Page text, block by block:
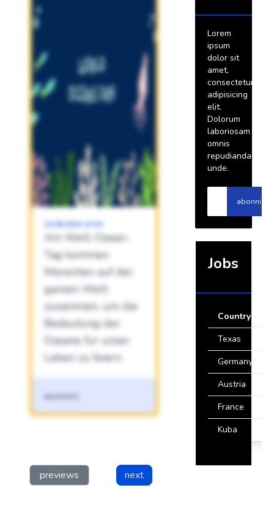
22.08.2024 21:44
Am Welt-Ozean-
Tag kommen
Menschen auf der
ganzen Welt
zusammen, um die
Bedeutung der
Ozeane für unser
Leben zu feiern
ausUser1
previews next
Lorem
ipsum
dolor sit
amet,
consectetur
adipisicing
elit.
Dolorum
laboriosam
omnis
repudiandae
unde.
Jobs
Country
Texas
Germany
Austria
France
Kuba